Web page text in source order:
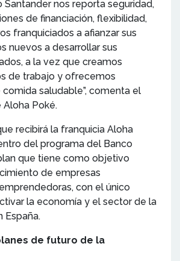
nos reporta seguridad,
de financiación, flexibilidad,
franquiciados a afianzar sus
nuevos a desarrollar sus
a la vez que creamos
de trabajo y ofrecemos
saludable”, comenta el
Poké.
recibirá la franquicia Aloha
del programa del Banco
que tiene como objetivo
de empresas
con el único
la economía y el sector de la
España.
de futuro de la